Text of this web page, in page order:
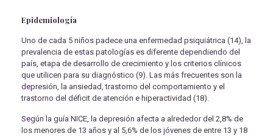
Epidemiología
Uno de cada 5 niños padece una enfermedad psiquiátrica (14), la
prevalencia de estas patologías es diferente dependiendo del
país, etapa de desarrollo de crecimiento y los criterios clínicos
que utilicen para su diagnóstico (9). Las más frecuentes son la
depresión, la ansiedad, trastorno del comportamiento y el
trastorno del déficit de atención e hiperactividad (18).
Según la guía NICE, la depresión afecta a alrededor del 2,8% de
los menores de 13 años y al 5,6% de los jóvenes de entre 13 y 18